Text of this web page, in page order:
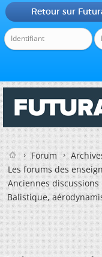
Retour sur
Forum
Les forums des
Anciennes discussions
Balistique,